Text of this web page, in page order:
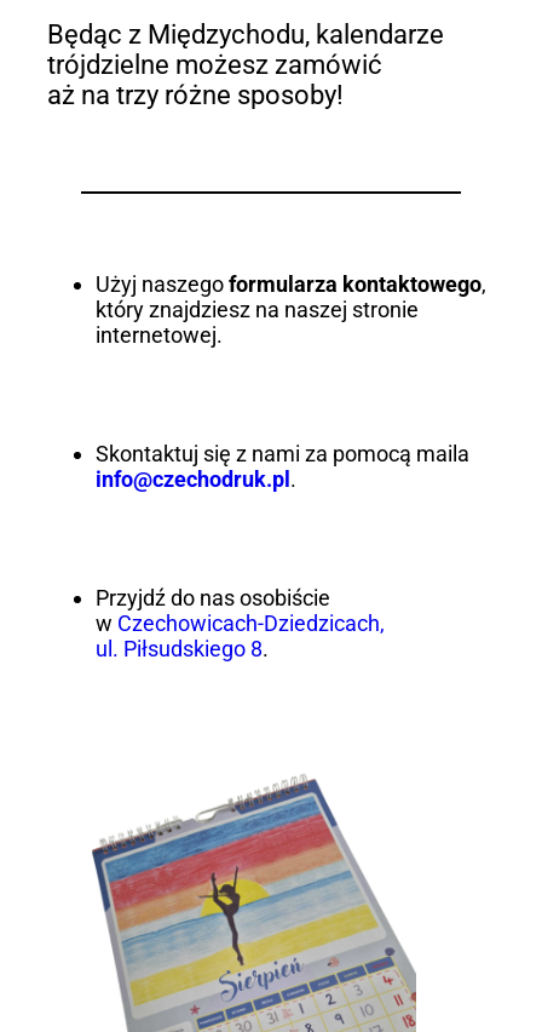
Będąc z Międzychodu, kalendarze
trójdzielne możesz zamówić
aż na trzy różne sposoby!
Użyj naszegoformularza kontaktowego,
który znajdziesz na naszej stronie
internetowej.
Skontaktuj się z nami za pomocą maila
info@czechodruk.pl .
Przyjdź do nas osobiście
w Czechowicach-Dziedzicach,
ul. Piłsudskiego 8.